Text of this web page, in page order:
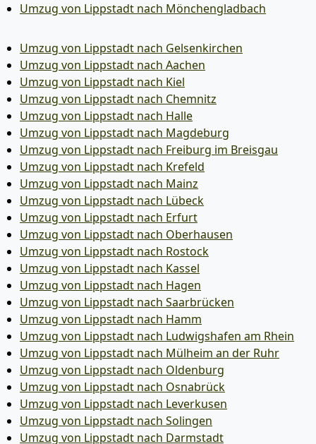
Umzug von Lippstadt nach Mönchen­gladbach
Umzug von Lippstadt nach Gelsenkirchen
Umzug von Lippstadt nach Aachen
Umzug von Lippstadt nach Kiel
Umzug von Lippstadt nach Chemnitz
Umzug von Lippstadt nach Halle
Umzug von Lippstadt nach Magdeburg
Umzug von Lippstadt nach Freiburg im Breisgau
Umzug von Lippstadt nach Krefeld
Umzug von Lippstadt nach Mainz
Umzug von Lippstadt nach Lübeck
Umzug von Lippstadt nach Erfurt
Umzug von Lippstadt nach Oberhausen
Umzug von Lippstadt nach Rostock
Umzug von Lippstadt nach Kassel
Umzug von Lippstadt nach Hagen
Umzug von Lippstadt nach Saarbrücken
Umzug von Lippstadt nach Hamm
Umzug von Lippstadt nach Ludwigshafen am Rhein
Umzug von Lippstadt nach Mülheim an der Ruhr
Umzug von Lippstadt nach Oldenburg
Umzug von Lippstadt nach Osnabrück
Umzug von Lippstadt nach Leverkusen
Umzug von Lippstadt nach Solingen
Umzug von Lippstadt nach Darmstadt